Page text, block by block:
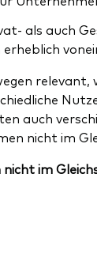
als auch
relevant,
auch
nicht im
nicht im